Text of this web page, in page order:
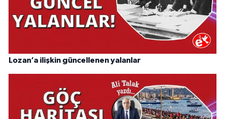
Lozan’a ilişkin güncellenen yalanlar